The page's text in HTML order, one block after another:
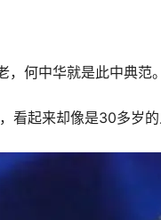
，何中华就是此中典范
看起来却像是30多岁